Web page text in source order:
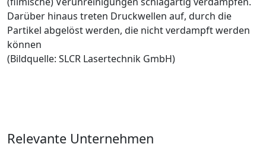
Darüber hinaus treten Druckwellen auf, durch die
Partikel abgelöst werden, die nicht verdampft werden
können
(Bildquelle: SLCR Lasertechnik GmbH)
Relevante Unternehmen